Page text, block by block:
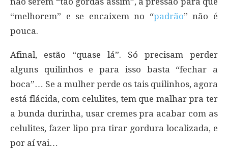
“melhorem” e se encaixem no “padrão” não é
pouca.
Afinal, estão “quase lá”. Só precisam perder
alguns quilinhos e para isso basta “fechar a
boca”… Se a mulher perde os tais quilinhos, agora
está flácida, com celulites, tem que malhar pra ter
a bunda durinha, usar cremes pra acabar com as
celulites, fazer lipo pra tirar gordura localizada, e
por aí vai…